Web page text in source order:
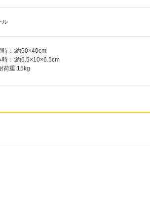
ル
時：:約50×40cm
時：:約6.5×10×6.5cm
荷重:15kg